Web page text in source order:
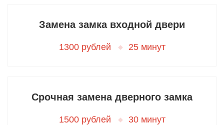
Замена замка входной двери
1300 рублей 25 минут
Срочная замена дверного замка
1500 рублей 30 минут